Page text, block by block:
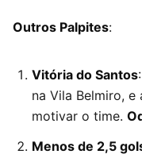
Outros Palpites:
Vitória do Santos
na Vila Belmiro,
motivar o time.
Menos de 2,5